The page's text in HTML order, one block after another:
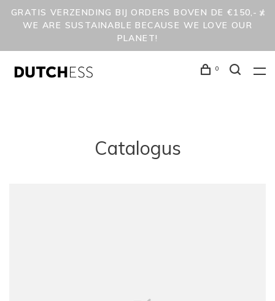
GRATIS VERZENDING BIJ ORDERS BOVEN DE €150,- /
WE ARE SUSTAINABLE BECAUSE WE LOVE OUR
PLANET!
0
Catalogus